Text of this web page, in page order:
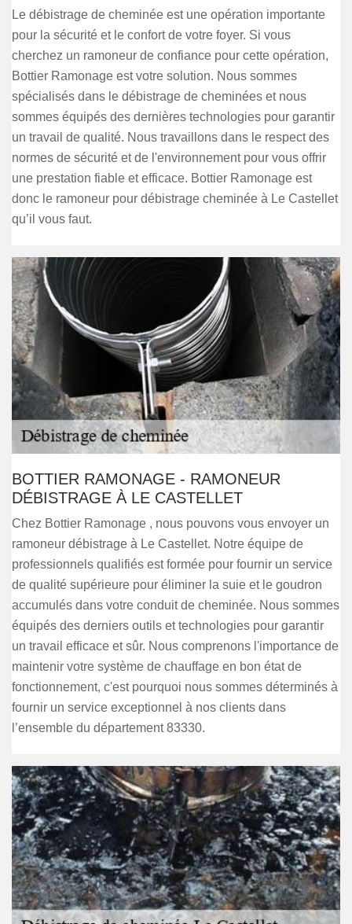
Le débistrage de cheminée est une opération importante
pour la sécurité et le confort de votre foyer. Si vous
cherchez un ramoneur de confiance pour cette opération,
Bottier Ramonage est votre solution. Nous sommes
spécialisés dans le débistrage de cheminées et nous
sommes équipés des dernières technologies pour garantir
un travail de qualité. Nous travaillons dans le respect des
normes de sécurité et de l'environnement pour vous offrir
une prestation fiable et efficace. Bottier Ramonage est
donc le ramoneur pour débistrage cheminée à Le Castellet
qu’il vous faut.
BOTTIER RAMONAGE - RAMONEUR
DÉBISTRAGE À LE CASTELLET
Chez Bottier Ramonage , nous pouvons vous envoyer un
ramoneur débistrage à Le Castellet. Notre équipe de
professionnels qualifiés est formée pour fournir un service
de qualité supérieure pour éliminer la suie et le goudron
accumulés dans votre conduit de cheminée. Nous sommes
équipés des derniers outils et technologies pour garantir
un travail efficace et sûr. Nous comprenons l'importance de
maintenir votre système de chauffage en bon état de
fonctionnement, c'est pourquoi nous sommes déterminés à
fournir un service exceptionnel à nos clients dans
l’ensemble du département 83330.